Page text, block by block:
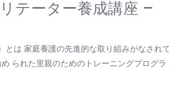
テーター養成講座 –
は 家庭養護の先進的な取り組みがなされ
られた里親のためのトレーニングプログ